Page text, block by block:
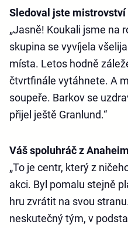
Sledoval jste mistrovství
„Jasně! Koukali jsme na
skupina se vyvíjela
místa. Letos hodně
čtvrtfinále vytáhnete. A
soupeře. Barkov se
přijel ještě Granlund.“
Váš spoluhráč z
„To je centr, který z
akci. Byl pomalu stejně
hru zvrátit na svou
neskutečný tým, v